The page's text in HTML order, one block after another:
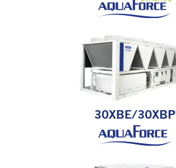
30XBE/30XBP